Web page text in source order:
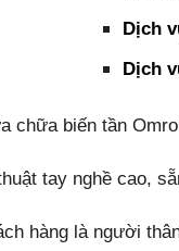
Dịch
Dịch
chữa biến tần
tay nghề cao,
hàng là người